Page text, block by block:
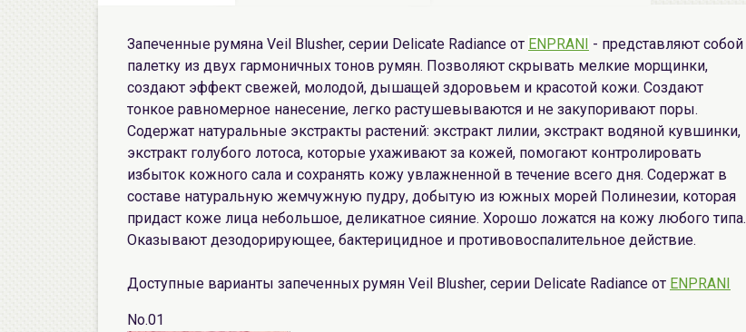
Запеченные румяна Veil Blusher, серии Delicate Radiance от ENPRANI - представляют собой
палетку из двух гармоничных тонов румян. Позволяют скрывать мелкие морщинки,
создают эффект свежей, молодой, дышащей здоровьем и красотой кожи. Создают
тонкое равномерное нанесение, легко растушевываются и не закупоривают поры.
Содержат натуральные экстракты растений: экстракт лилии, экстракт водяной кувшинки,
экстракт голубого лотоса, которые ухаживают за кожей, помогают контролировать
избыток кожного сала и сохранять кожу увлажненной в течение всего дня. Содержат в
составе натуральную жемчужную пудру, добытую из южных морей Полинезии, которая
придаст коже лица небольшое, деликатное сияние. Хорошо ложатся на кожу любого типа.
Оказывают дезодорирующее, бактерицидное и противовоспалительное действие.
Доступные варианты запеченных румян Veil Blusher, серии Delicate Radiance от ENPRANI
No.01